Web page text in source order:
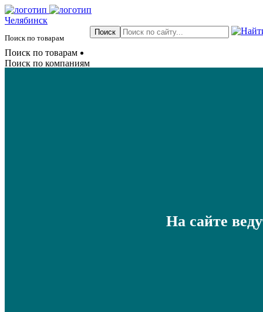
Челябинск
Поиск по товарам
Поиск по товарам
Поиск по компаниям
На сайте